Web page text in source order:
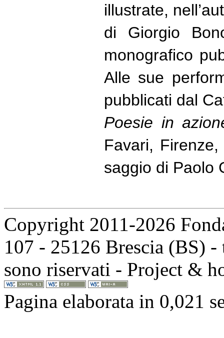
illustrate,
di Giorgio
monografico
Alle sue
pubblicati dal
Poesie in
Favari,
saggio di Paolo
Copyright 2011-2026
107 - 25126 Brescia (BS)
sono riservati - Project &
Pagina elaborata in 0,021